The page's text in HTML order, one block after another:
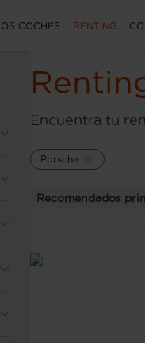
COCHES RENTING
Encuentra tu
Porsche
Recomendados